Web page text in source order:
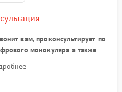
вам, проконсультирует по
монокуляра а также